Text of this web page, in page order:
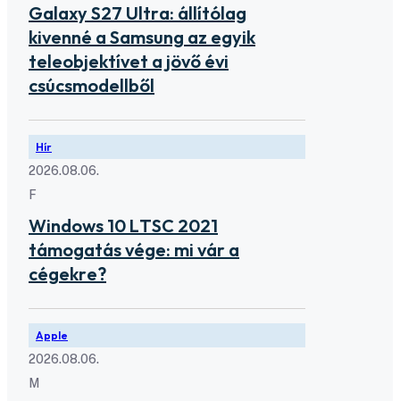
Galaxy S27 Ultra: állítólag
kivenné a Samsung az egyik
teleobjektívet a jövő évi
csúcsmodellből
Hír
2026.08.06.
F
Windows 10 LTSC 2021
támogatás vége: mi vár a
cégekre?
Apple
2026.08.06.
M